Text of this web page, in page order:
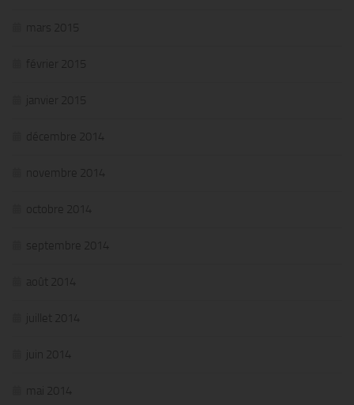
mars 2015
février 2015
janvier 2015
décembre 2014
novembre 2014
octobre 2014
septembre 2014
août 2014
juillet 2014
juin 2014
mai 2014